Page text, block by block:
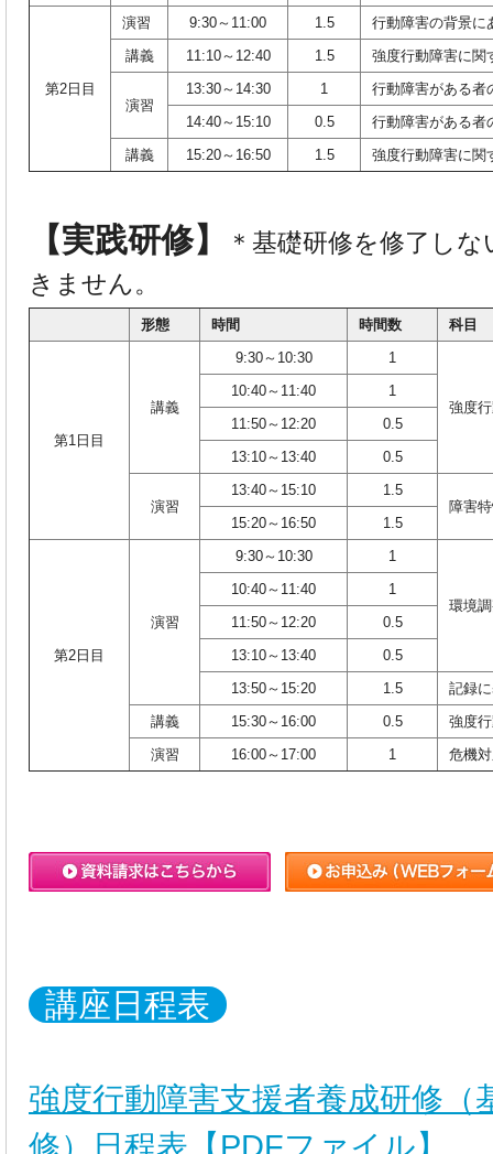
第2日目
演習 9:30～11:00 1.5
行動障害の背景に
講義
11:10～12:40 1.5 強度行動障害に関
演習
13:30～14:30 1
行動障害がある者
14:40～15:10
0.5
行動障害がある者
講義
15:20～16:50 1.5 強度行動障害に関
【実践研修】
＊基礎研修を修了し
きません。
形態 時間 時間数 科目
第1日目
講義
9:30～10:30 1
強度
10:40～11:40
1
11:50～12:20
0.5
13:10～13:40
0.5
演習
13:40～15:10
1.5
障害
15:20～16:50
1.5
第2日目
演習
9:30～10:30 1
環境
10:40～11:40
1
11:50～12:20
0.5
13:10～13:40
0.5
13:50～15:20
1.5
記録
講義
15:30～16:00 0.5
強度
演習
16:00～17:00 1 危機
講座日程表
強度行動障害支援者養成研修（
修）日程表【PDFファイル】